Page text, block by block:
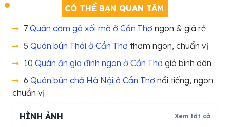
CÓ THỂ BẠN QUAN TÂM
7 Quán cơm gà xối mỡ ở Cần Thơ ngon & giá rẻ
5 Quán bún Thái ở Cần Thơ thơm ngon, chuẩn vị
10 Quán ăn gia đình ngon ở Cần Thơ giá bình dân
6 Quán bún chả Hà Nội ở Cần Thơ nổi tiếng, ngon
chuẩn vị
HÌNH ẢNH Xem tất cả